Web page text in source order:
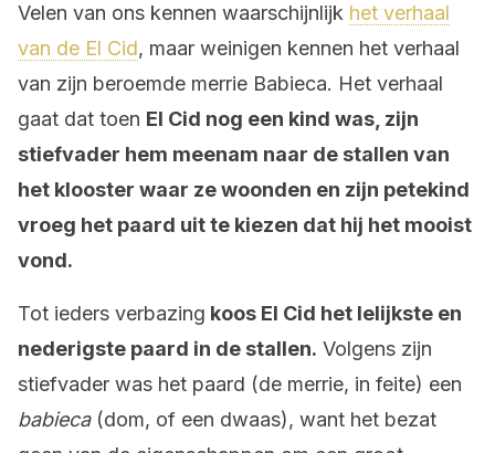
Velen van ons kennen waarschijnlijk het verhaal
van de El Cid, maar weinigen kennen het verhaal
van zijn beroemde merrie Babieca. Het verhaal
gaat dat toen El Cid nog een kind was, zijn
stiefvader hem meenam naar de stallen van
het klooster waar ze woonden en zijn petekind
vroeg het paard uit te kiezen dat hij het mooist
vond.
Tot ieders verbazing koos El Cid het lelijkste en
nederigste paard in de stallen. Volgens zijn
stiefvader was het paard (de merrie, in feite) een
babieca(dom, of een dwaas), want het bezat